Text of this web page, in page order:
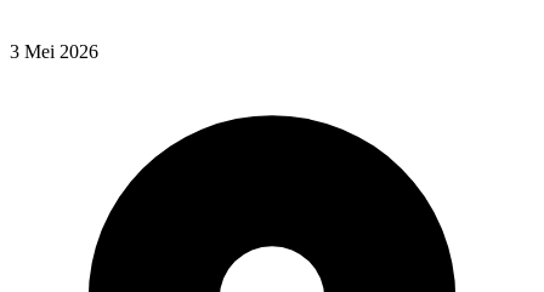
3 Mei 2026